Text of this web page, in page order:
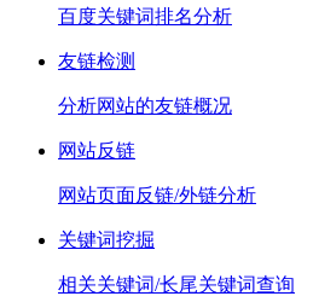
百度关键词排名分析
友链检测
分析网站的友链概况
网站反链
网站页面反链/外链分析
关键词挖掘
相关关键词/长尾关键词查询